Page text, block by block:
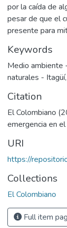
por la caída de
pesar de que el
presente para
Keywords
Medio ambiente
naturales - Itagüí,
Citation
El Colombiano
emergencia en
URI
https://
Collections
El Colombiano
Full item